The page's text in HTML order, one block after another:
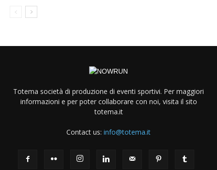
Totema società di produzione di eventi sportivi. Per maggiori
informazioni e per poter collaborare con noi, visita il sito
totema.it
Contact us: info@totema.it